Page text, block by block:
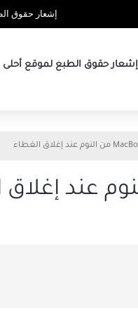
إشعار حقوق
إشعار حقوق الطبع لموقع أحلى